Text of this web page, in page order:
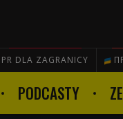
PR DLA ZAGRANICY

PODCASTY